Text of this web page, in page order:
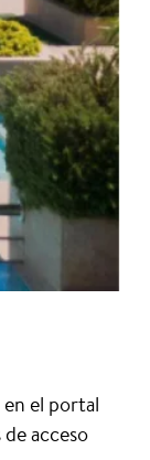
el portal
acceso